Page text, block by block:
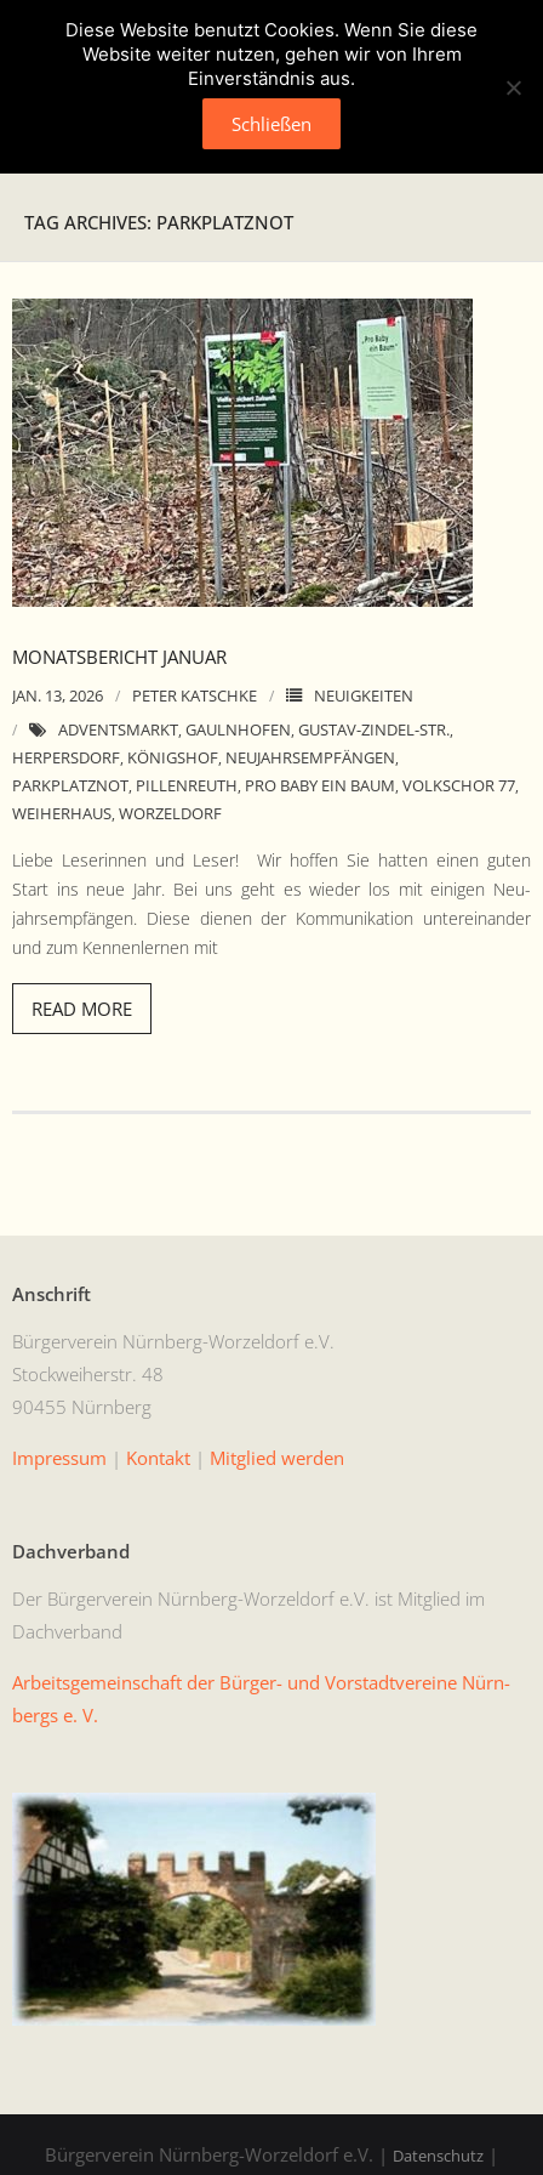
Veranstaltungen
Verein
- Geschichte
- Unser Team
- Satzung
- Mitglied werden
- Flyer
- Kontakt
TAG ARCHIVES: PARKPLATZNOT
MONATSBERICHT JANUAR
JAN. 13, 2026 PETER KATSCHKE
NEUIGKEITEN
ADVENTSMARKT, GAULNHOFEN, GUSTAV-ZINDEL-STR.,
HERPERSDORF, KÖNIGSHOF, NEUJAHRSEMPFÄNGEN,
PARKPLATZNOT, PILLENREUTH, PRO BABY EIN BAUM, VOLKSCHOR 77,
WEIHERHAUS, WORZELDORF
Liebe Leserin­nen und Leser! Wir hof­fen Sie hat­ten einen guten
Start ins neue Jahr. Bei uns geht es wieder los mit eini­gen Neu­
jahrsempfän­gen. Diese dienen der Kom­mu­nika­tion untere­inan­der
und zum Ken­nen­ler­nen mit
READ MORE
Anschrift
Bürg­ervere­in Nürn­berg-Worzel­dorf e.V.
Stock­wei­her­str. 48
90455 Nürnberg
Impres­sum | Kon­takt | Mit­glied werden
Dachverband
Der Bürg­ervere­in Nürn­berg-Worzel­dorf e.V. ist Mit­glied im
Dachverband
Arbeits­ge­mein­schaft der Bürg­er- und Vorstadtvere­ine Nürn­
bergs e. V.
Bürgerverein Nürnberg-Worzeldorf e.V. | Datenschutz |
Diese Website benutzt Cookies. Wenn Sie diese
Website weiter nutzen, gehen wir von Ihrem
Einverständnis aus.
Schließen